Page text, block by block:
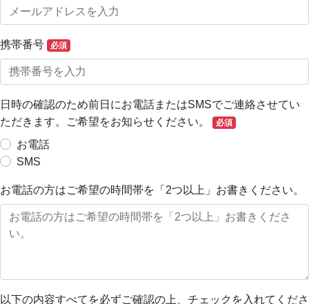
携帯番号 必須
日時の確認のため前日にお電話またはSMSでご連絡させてい
ただきます。ご希望をお知らせください。
必須
お電話
SMS
お電話の方はご希望の時間帯を「2つ以上」お書きください。
以下の内容すべてを必ずご確認の上、チェックを入れてくださ